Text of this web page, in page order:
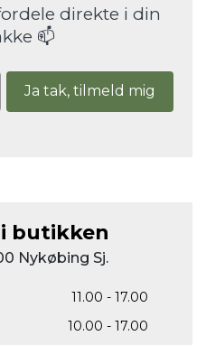
direkte i din
📫
Ja tak, tilmeld mig
i butikken
Nykøbing Sj.
11.00 - 17.00
10.00 - 17.00